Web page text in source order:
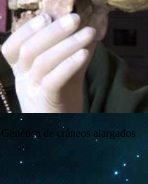
de cráneos alargados